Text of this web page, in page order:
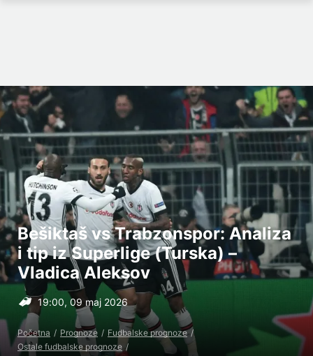
Bešiktaš vs Trabzonspor: Analiza
i tip iz Superlige (Turska) –
Vladica Aleksov
19:00, 09 maj 2026
Početna Prognoze
Fudbalske prognoze
Ostale fudbalske prognoze